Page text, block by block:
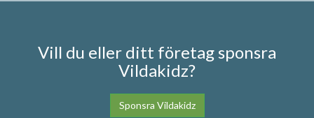
Vill du eller ditt företag sponsra
Vildakidz?
Sponsra Vildakidz